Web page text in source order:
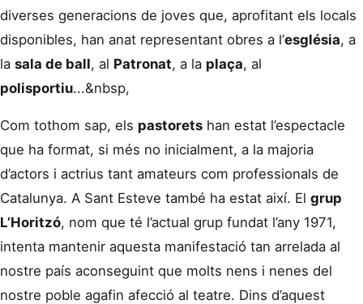
diverses generacions de joves que, aprofitant els locals
disponibles, han anat representant obres a l’església, a
la sala de ball, al Patronat, a la plaça, al
polisportiu...&nbsp,
Com tothom sap, els pastorets han estat l’espectacle
que ha format, si més no inicialment, a la majoria
d’actors i actrius tant amateurs com professionals de
Catalunya. A Sant Esteve també ha estat així. El grup
L’Horitzó, nom que té l’actual grup fundat l’any 1971,
intenta mantenir aquesta manifestació tan arrelada al
nostre país aconseguint que molts nens i nenes del
nostre poble agafin afecció al teatre. Dins d’aquest